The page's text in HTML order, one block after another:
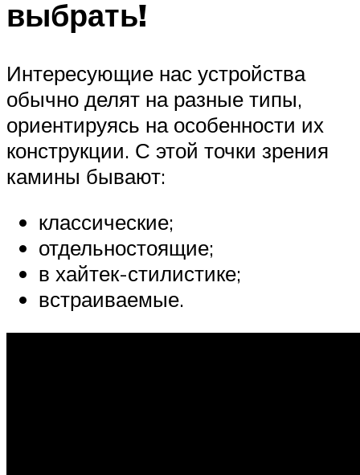
выбрать!
Интересующие нас устройства
обычно делят на разные типы,
ориентируясь на особенности их
конструкции. С этой точки зрения
камины бывают:
классические;
отдельностоящие;
в хайтек-стилистике;
встраиваемые.